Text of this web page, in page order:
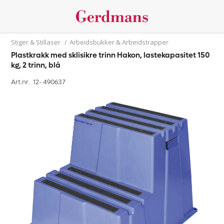
Stiger & Stillaser / Arbeidsbukker & Arbeidstrapper
Plastkrakk med sklisikre trinn Hakon, lastekapasitet 150
kg, 2 trinn, blå
Art.nr. 12-490637